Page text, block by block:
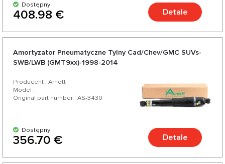
Dostępny
408.98 € Detale
Amortyzator Pneumatyczne Tylny Cad/Chev/GMC SUVs-
SWB/LWB (GMT9xx)-1998-2014
Producent : Arnott
Model :
Original part number : AS-3430
Dostępny
356.70 € Detale